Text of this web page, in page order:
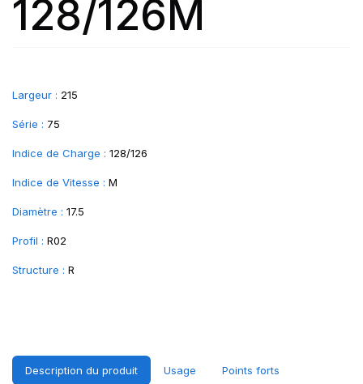
128/126M
Largeur : 215
Série : 75
Indice de Charge : 128/126
Indice de Vitesse : M
Diamètre : 17.5
Profil : R02
Structure : R
Description du produit Usage Points forts